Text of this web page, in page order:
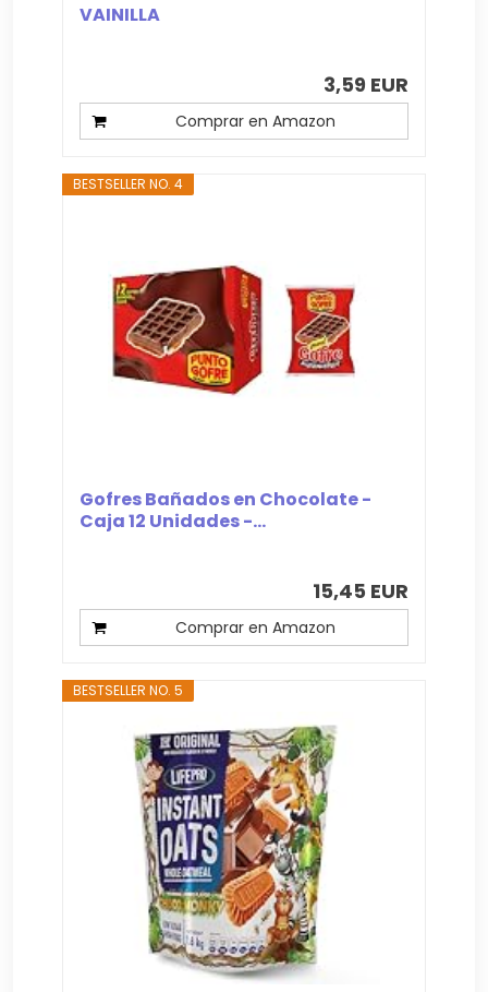
VAINILLA
3,59 EUR
Comprar en Amazon
BESTSELLER NO. 4
Gofres Bañados en Chocolate -
Caja 12 Unidades -...
15,45 EUR
Comprar en Amazon
BESTSELLER NO. 5